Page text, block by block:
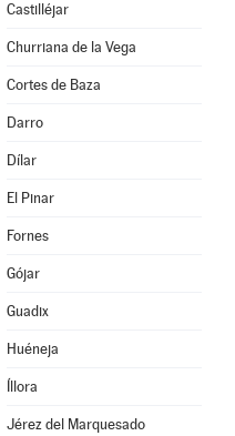
Castilléjar
Churriana de la Vega
Cortes de Baza
Darro
Dílar
El Pinar
Fornes
Gójar
Guadix
Huéneja
Íllora
Jérez del Marquesado